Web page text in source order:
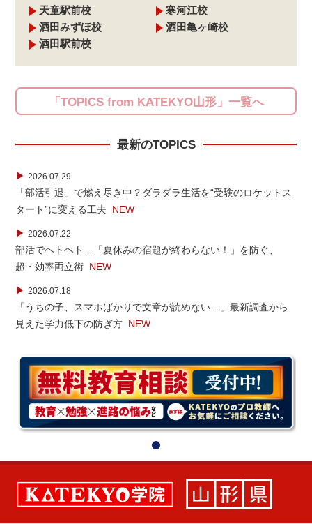
天童駅前校
寒河江校
酒田みずほ校
酒田亀ヶ崎校
酒田駅前校
「TOPICS from KATEKYO山形」一覧へ
最新のTOPICS
▶ 2026.07.29
「部活引退」で燃え尽き中？ダラダラ生活を“受験のロケットス
タート”に変える工夫 NEW
▶ 2026.07.22
部活でヘトヘト…「夏休みの宿題が終わらない！」を防ぐ、
超・効率両立術 NEW
▶ 2026.07.18
「うちの子、スマホばかりで文章が読めない…」最新調査から
見えた学力低下の防ぎ方 NEW